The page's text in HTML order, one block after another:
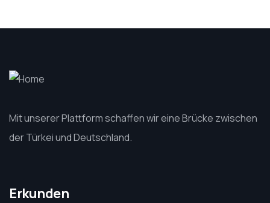
Mit unserer Plattform schaffen wir eine Brücke zwischen
der Türkei und Deutschland.
Erkunden